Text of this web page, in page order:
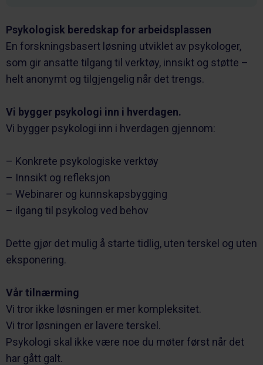
Psykologisk beredskap for arbeidsplassen
En forskningsbasert løsning utviklet av psykologer,
som gir ansatte tilgang til verktøy, innsikt og støtte –
helt anonymt og tilgjengelig når det trengs.
Vi bygger psykologi inn i hverdagen.
Vi bygger psykologi inn i hverdagen gjennom:
– Konkrete psykologiske verktøy
– Innsikt og refleksjon
– Webinarer og kunnskapsbygging
– ilgang til psykolog ved behov
Dette gjør det mulig å starte tidlig, uten terskel og uten
eksponering.
Vår tilnærming
Vi tror ikke løsningen er mer kompleksitet.
Vi tror løsningen er lavere terskel.
Psykologi skal ikke være noe du møter først når det
har gått galt.